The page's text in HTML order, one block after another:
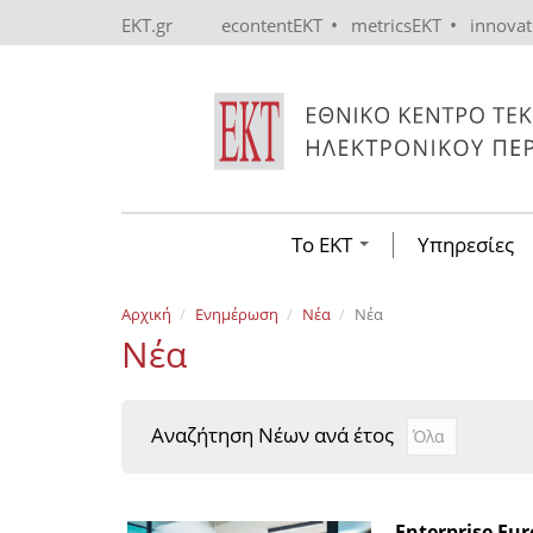
EKT.gr econtentEKT • metricsEKT •
Το ΕΚΤ Υπηρεσίες
Αρχική Ενημέρωση Νέα Νέα
Νέα
Αναζήτηση Νέων ανά έτος Αναζήτηση
Year